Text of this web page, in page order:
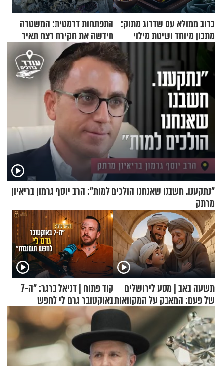
כרוב ממולא עם שדרוג מתוק:
מתכון מיוחד ושיטת מילוי
שאתם חייבים לנסות
התפתחות דרמטית: המשטרה
חידשה את חקירת רצח תאיר
ראדה
"נתקענו. חשבנו שאנחנו הולכים למות": הרב יוסף גרמון בריאיון
מרתק
תשעה באב | מסע לירושלים
של פעם: המאבק על המקוואות
קוד פתוח | דניאל ברגר: "ה-7
באוקטובר גרם לי לחפש
תשובות"